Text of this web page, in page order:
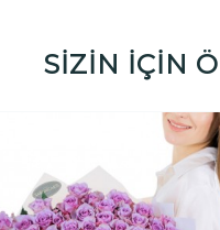
SİZİN İÇİN